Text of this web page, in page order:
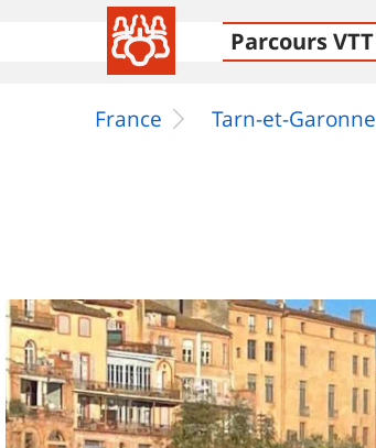
Parcours VTT
France Tarn-et-Garonne